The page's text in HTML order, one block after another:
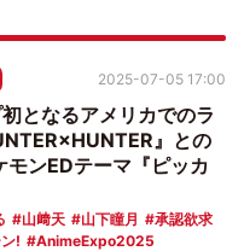
となるアメリカでのラ
』との
ンEDテーマ『ピッカ
山﨑天 山下瞳月
承認欲求
! AnimeExpo2025
2025-07-05 17:00